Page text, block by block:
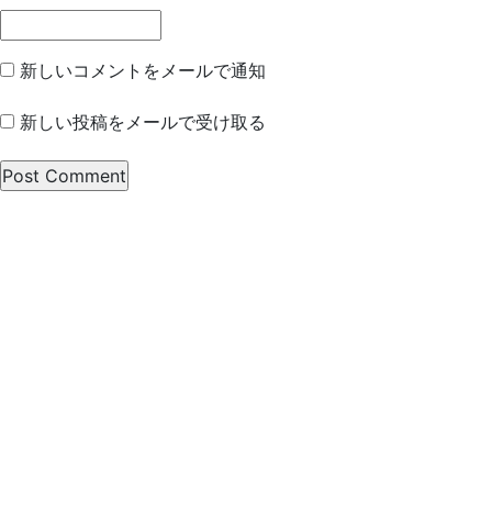
新しいコメントをメールで通知
新しい投稿をメールで受け取る